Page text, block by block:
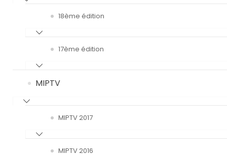
18ème édition
17ème édition
MIPTV
MIPTV 2017
MIPTV 2016